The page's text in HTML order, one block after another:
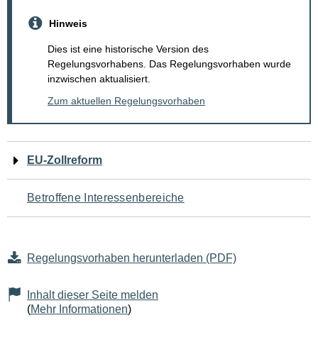
Hinweis
Dies ist eine historische Version des
Regelungsvorhabens. Das Regelungsvorhaben wurde
inzwischen aktualisiert.
Zum aktuellen Regelungsvorhaben
Navigation
für
den
Seiteninhalt
EU-Zollreform
Betroffene Interessenbereiche
Regelungsvorhaben herunterladen (PDF)
Inhalt dieser Seite melden
(Mehr Informationen)